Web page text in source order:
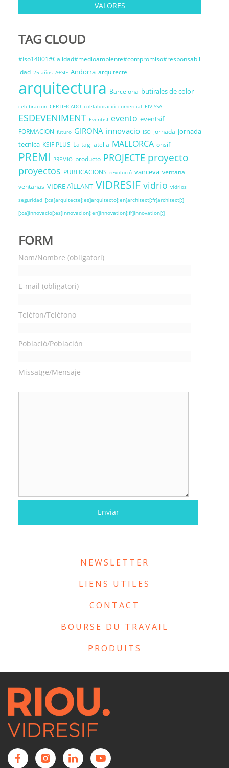
VALORES
TAG CLOUD
#Iso14001#Calidad#medioambiente#compromiso#responsabil
idad 25 años A+SIF Andorra arquitecte
arquitectura Barcelona butirales de color
celebracion CERTIFICADO col·laboració comercial EIVISSA
ESDEVENIMENT Eventisf evento eventsif
FORMACION futuro GIRONA innovacio ISO jornada jornada
tecnica KSIF PLUS La tagliatella MALLORCA onsif
PREMI PREMIO producto PROJECTE proyecto
proyectos PUBLICACIONS revolució vanceva ventana
ventanas VIDRE AÏLLANT VIDRESIF vidrio vidrios
seguridad [:ca]arquitecte[:es]arquitecto[:en]architect[:fr]architect[:]
[:ca]innovacio[:es]innovacion[:en]innovation[:fr]innovation[:]
FORM
Nom/Nombre (obligatori)
E-mail (obligatori)
Telèfon/Teléfono
Població/Población
Missatge/Mensaje
NEWSLETTER
LIENS UTILES
CONTACT
BOURSE DU TRAVAIL
PRODUITS